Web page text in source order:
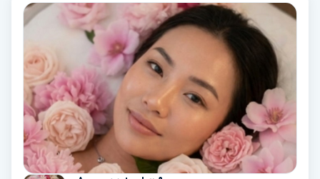
Yoga
Yoga Nidra
Yogamassage
Zonterapi